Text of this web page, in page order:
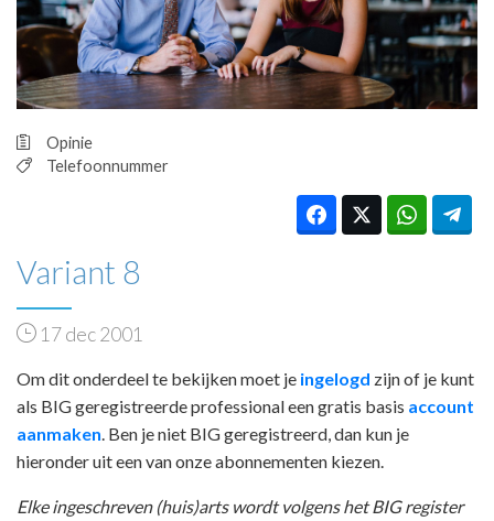
PRAKTIJKZAKEN
TARIEVEN
VPHUISARTSEN
Opinie
Telefoonnummer
Variant 8
17 dec 2001
Om dit onderdeel te bekijken moet je ingelogd zijn of je kunt
als BIG geregistreerde professional een gratis basis account
aanmaken . Ben je niet BIG geregistreerd, dan kun je
hieronder uit een van onze abonnementen kiezen.
Elke ingeschreven (huis)arts wordt volgens het BIG register